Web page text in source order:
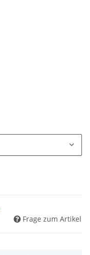
Frage zum Artikel